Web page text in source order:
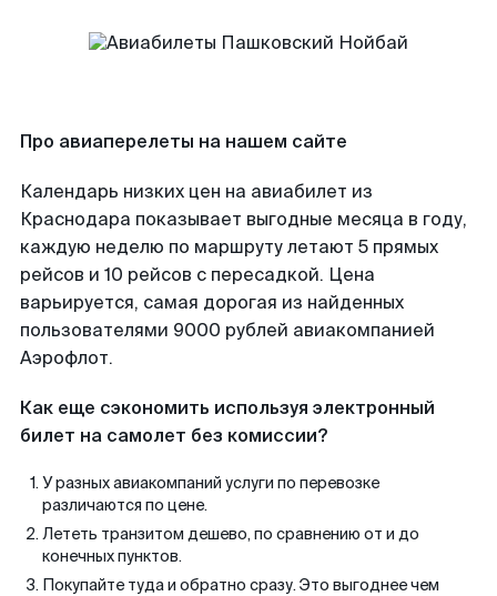
Про авиаперелеты на нашем сайте
Календарь низких цен на авиабилет из
Краснодара показывает выгодные месяца в году,
каждую неделю по маршруту летают 5 прямых
рейсов и 10 рейсов с пересадкой. Цена
варьируется, самая дорогая из найденных
пользователями 9000 рублей авиакомпанией
Аэрофлот.
Как еще сэкономить используя электронный
билет на самолет без комиссии?
У разных авиакомпаний услуги по перевозке
различаются по цене.
Лететь транзитом дешево, по сравнению от и до
конечных пунктов.
Покупайте туда и обратно сразу. Это выгоднее чем